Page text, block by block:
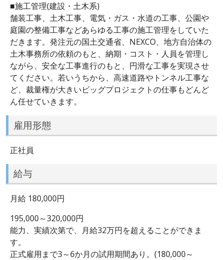
■施工管理(建設・土木系)
舗装工事、土木工事、電気・ガス・水道の工事、公園や
庭園の整備工事などあらゆる工事の施工管理をしていた
だきます。発注元の国土交通省、NEXCO、地方自治体の
土木事務所の依頼のもと、納期・コスト・人員を管理し
ながら、安全な工事進行のもと、円滑な工事を実現させ
てください。若いうちから、高速道路やトンネル工事な
ど、裁量権が大きいビッグプロジェクトの仕事もどんど
ん任せていきます。
雇用形態
正社員
給与
月給 180,000円
195,000～320,000円
能力、実績次第で、月給32万円を超えることができま
す。
正式雇用まで3～6か月の試用期間あり。(180,000～